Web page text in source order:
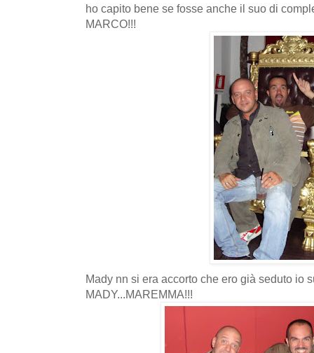
ho capito bene se fosse anche il suo di
MARCO!!!
Mady nn si era accorto che ero già seduto io
MADY...MAREMMA!!!